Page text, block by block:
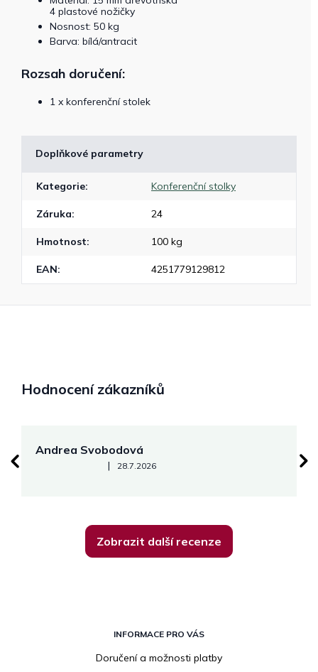
4 plastové nožičky
Nosnost: 50 kg
Barva: bílá/antracit
Rozsah doručení:
1 x konferenční stolek
Doplňkové parametry
Kategorie: Konferenční stolky
Záruka: 24
Hmotnost: 100 kg
EAN: 4251779129812
Hodnocení zákazníků
Andrea Svobodová
Hodnocení obchodu je 5 z 5 hvězdiček.
| 28.7.2026
Zobrazit další recenze
INFORMACE PRO VÁS
Doručení a možnosti platby